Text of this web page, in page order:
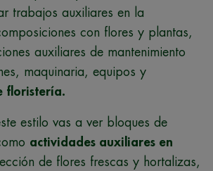
trabajos auxiliares en la
con flores y plantas,
auxiliares de mantenimiento
maquinaria, equipos y
floristería.
estilo vas a ver bloques de
actividades auxiliares en
de flores frescas y hortalizas,